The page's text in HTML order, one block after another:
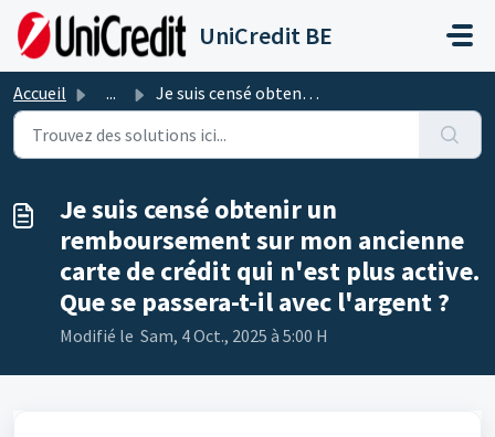
Passer au contenu principal
UniCredit BE
Accueil ... Je suis censé obtenir un remboursement sur mon ancienne c...
Je suis censé obtenir un
remboursement sur mon ancienne
carte de crédit qui n'est plus active.
Que se passera-t-il avec l'argent ?
Modifié le Sam, 4 Oct., 2025 à 5:00 H